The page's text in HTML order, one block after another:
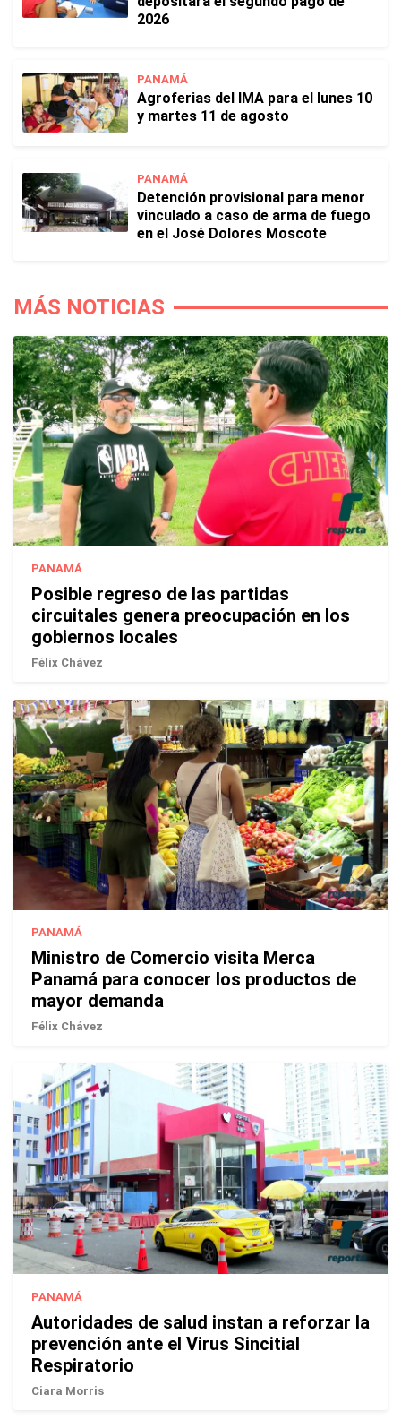
2026
PANAMÁ
Agroferias del IMA para el lunes 10
y martes 11 de agosto
PANAMÁ
Detención provisional para menor
vinculado a caso de arma de fuego
en el José Dolores Moscote
MÁS NOTICIAS
PANAMÁ
Posible regreso de las partidas
circuitales genera preocupación en los
gobiernos locales
Félix Chávez
PANAMÁ
Ministro de Comercio visita Merca
Panamá para conocer los productos de
mayor demanda
Félix Chávez
PANAMÁ
Autoridades de salud instan a reforzar la
prevención ante el Virus Sincitial
Respiratorio
Ciara Morris